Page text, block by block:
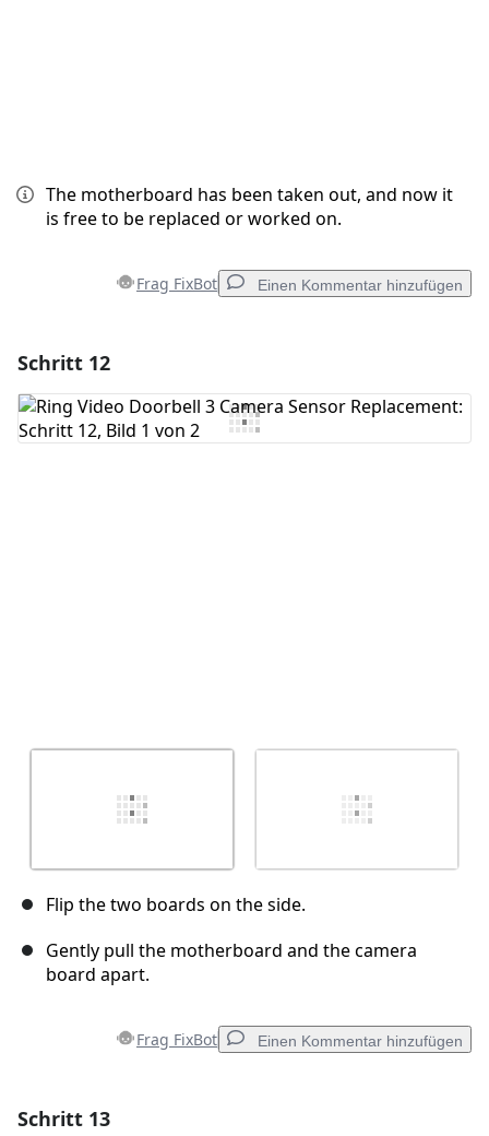
The motherboard has been taken out, and now it
is free to be replaced or worked on.
Frag FixBot Einen Kommentar hinzufügen
Kommentar hinzufügen
Schritt 12
Flip the two boards on the side.
Gently pull the motherboard and the camera
board apart.
Frag FixBot Einen Kommentar hinzufügen
Schritt 13